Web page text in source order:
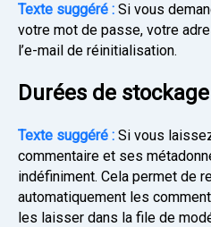
Texte suggéré : Si vous
votre mot de passe, votre
l’e-mail de réinitialisation.
Durées de
Texte suggéré : Si vous
commentaire et ses
indéfiniment. Cela permet de
automatiquement les
les laisser dans la file de